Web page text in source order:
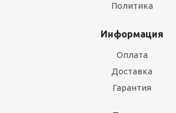
Политика
Информация
Оплата
Доставка
Гарантия